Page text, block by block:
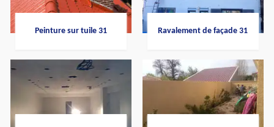
Peinture sur tuile 31 Ravalement de façade 31